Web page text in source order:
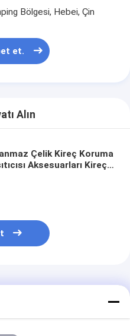
Bölgesi, Hebei, Çin
et.
Alın
Çelik Kireç Koruma
Aksesuarları Kireç